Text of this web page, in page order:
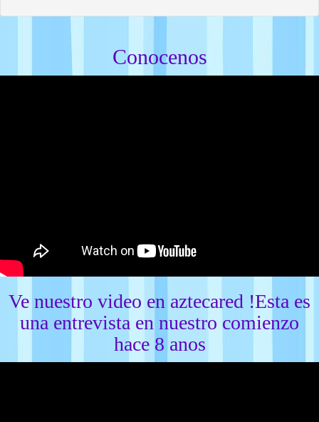
Conocenos
Ve nuestro video en aztecared !Esta es
una entrevista en nuestro comienzo
hace 8 anos